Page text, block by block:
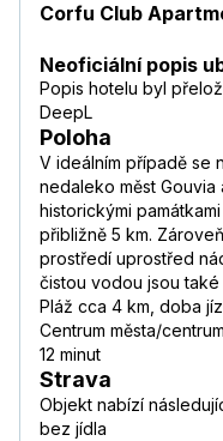
Corfu Club
Neoficiální popis
Popis hotelu byl
DeepL
Poloha
V ideálním případě se
nedaleko měst Gouvia
historickými
přibližně 5 km.
prostředí uprostřed
čistou vodou jsou také
Pláž cca 4 km, doba
Centrum města/
12 minut
Strava
Objekt nabízí
bez jídla